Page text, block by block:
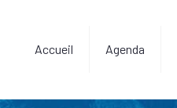
Accueil Agenda